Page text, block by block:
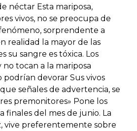
néctar Esta mariposa,
vivos, no se preocupa de
sorprendente a
realidad la mayor de las
su sangre es tóxica. Los
no tocan a la mariposa
podrían devorar Sus vivos
señales de advertencia, se
premonitores» Pone los
finales del mes de junio. La
vive preferentemente sobre